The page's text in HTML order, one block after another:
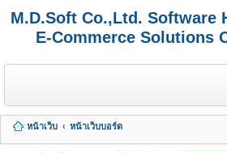
M.D.Soft Co.,Ltd. Software
E-Commerce Solutions
หน้าเว็บ
หน้าเว็บบอร์ด